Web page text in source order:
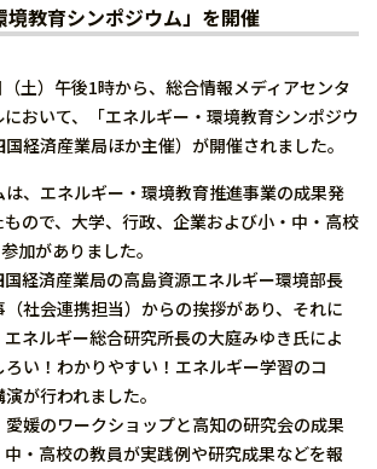
境教育シンポジウム」を開催
土）午後1時から、総合情報メディアセンタ
おいて、「エネルギー・環境教育シンポジウ
経済産業局ほか主催）が開催されました。
、エネルギー・環境教育推進事業の成果発
ので、大学、行政、企業および小・中・高校
加がありました。
経済産業局の高島資源エネルギー環境部長
社会連携担当）からの挨拶があり、それに
ネルギー総合研究所長の大庭みゆき氏によ
い！わかりやすい！エネルギー学習のコ
が行われました。
媛のワークショップと高知の研究会の成果
・高校の教員が実践例や研究成果などを報